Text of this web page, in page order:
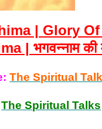
| Glory
| भगवन्नाम की
The Spiritual
The Spiritual Talks